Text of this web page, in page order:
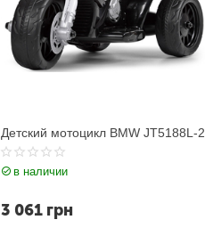
Детский мотоцикл BMW JT5188L-3
в наличии
3 061 грн